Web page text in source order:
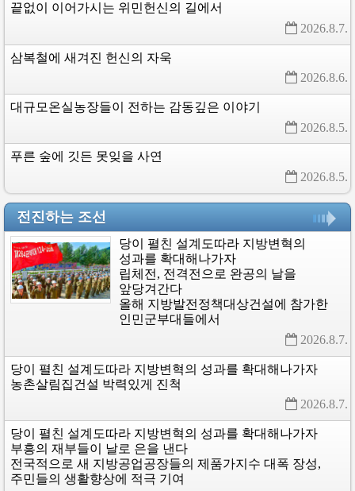
끝없이 이어가시는 위민헌신의 길에서
2026.8.7.
삼복철에 새겨진 헌신의 자욱
2026.8.6.
대규모온실농장들이 전하는 감동깊은 이야기
2026.8.5.
푸른 숲에 깃든 못잊을 사연
2026.8.5.
전진하는 조선
당이 펼친 설계도따라 지방변혁의
성과를 확대해나가자
립체전, 전격전으로 완공의 날을
앞당겨간다
올해 지방발전정책대상건설에 참가한
인민군부대들에서
2026.8.7.
당이 펼친 설계도따라 지방변혁의 성과를 확대해나가자
농촌살림집건설 박력있게 진척
2026.8.7.
당이 펼친 설계도따라 지방변혁의 성과를 확대해나가자
부흥의 재부들이 날로 은을 낸다
전국적으로 새 지방공업공장들의 제품가지수 대폭 장성,
주민들의 생활향상에 적극 기여